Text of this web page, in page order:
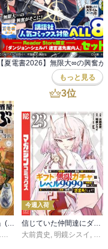
もっと見る
,転
3位
今週入荷
大前貴史 明鏡シスイ